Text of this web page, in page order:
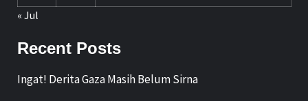
« Jul
Recent Posts
Ingat! Derita Gaza Masih Belum Sirna